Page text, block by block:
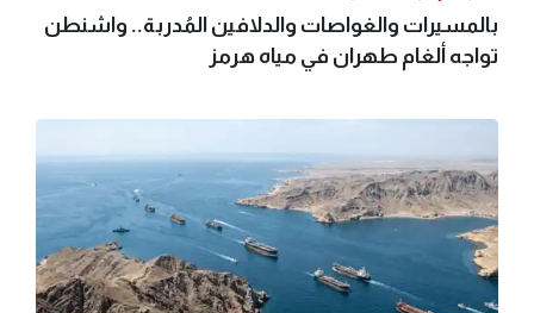
بالمسيرات والغواصات والدلافين المُدربة.. واشنطن
تواجه ألغام طهران في مياه هرمز